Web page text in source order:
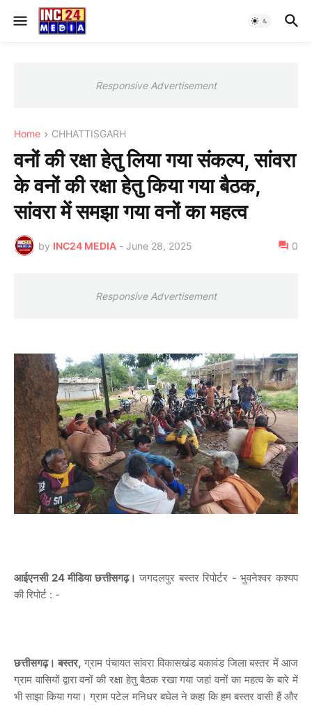
Responsive Advertisement
Home CHHATTISGARH
वनों की रक्षा हेतु लिया गया संकल्प, सांवरा
के वनों की रक्षा हेतु किया गया बैठक,
सांवरा में समझा गया वनों का महत्व
by INC24 MEDIA - June 28, 2025 0
Responsive Advertisement
आईएनसी 24 मीडिया छत्तीसगढ़। जगदलपुर बस्तर रिपोर्टर - भुवनेश्वर कश्यप
की रिपोर्ट : -
छत्तीसगढ़। बस्तर, ग्राम पंचायत सांवरा विकासखंड बकावंड जिला बस्तर में आज
ग्राम वासियों द्वारा वनों की रक्षा हेतु बैठक रखा गया जहां वनों का महत्व के बारे में
भी साझा किया गया। ग्राम पटेल मनिधर बघेल ने कहा कि हम बस्तर वासी हैं और